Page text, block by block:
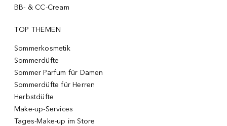
BB- & CC-Cream
TOP THEMEN
Sommerkosmetik
Sommerdüfte
Sommer Parfum für Damen
Sommerdüfte für Herren
Herbstdüfte
Make-up-Services
Tages-Make-up im Store